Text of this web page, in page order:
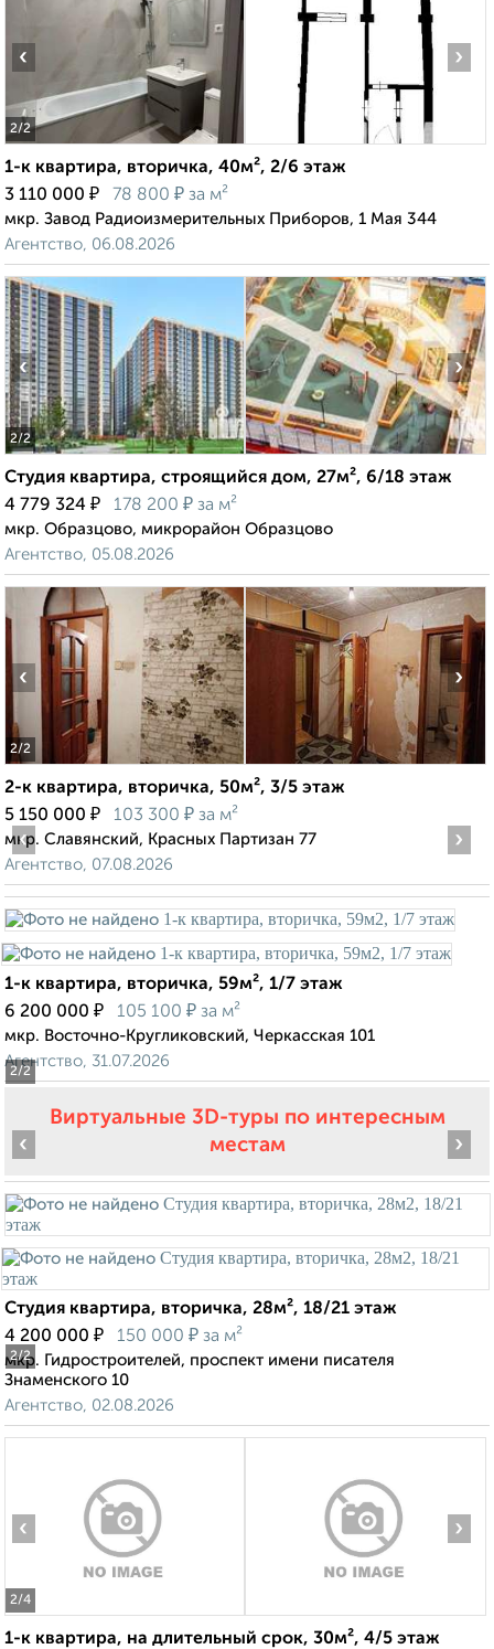
2/2
‹ ›
1-к квартира, вторичка, 40м², 2/6 этаж
3 110 000 ₽ 78 800 ₽ за м²
мкр. Завод Радиоизмерительных Приборов, 1 Мая 344
Агентство, 06.08.2026
2/2
‹ ›
Студия квартира, строящийся дом, 27м², 6/18 этаж
4 779 324 ₽ 178 200 ₽ за м²
мкр. Образцово, микрорайон Образцово
Агентство, 05.08.2026
2/2
‹ ›
2-к квартира, вторичка, 50м², 3/5 этаж
5 150 000 ₽ 103 300 ₽ за м²
мкр. Славянский, Красных Партизан 77
Агентство, 07.08.2026
2/2
‹ ›
1-к квартира, вторичка, 59м², 1/7 этаж
6 200 000 ₽ 105 100 ₽ за м²
мкр. Восточно-Кругликовский, Черкасская 101
Агентство, 31.07.2026
Виртуальные 3D-туры по интересным
местам
2/2
‹ ›
Студия квартира, вторичка, 28м², 18/21 этаж
4 200 000 ₽ 150 000 ₽ за м²
мкр. Гидростроителей, проспект имени писателя
Знаменского 10
Агентство, 02.08.2026
2/4
‹ ›
1-к квартира, на длительный срок, 30м², 4/5 этаж